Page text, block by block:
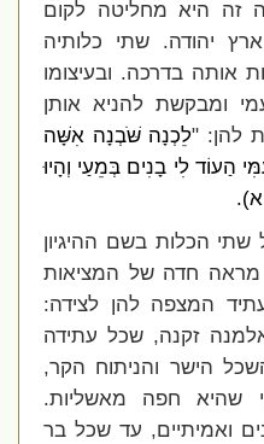
זה היא מחליטה לקום
יהודה. שתי כלותיה
אותה בדרכה. ובעיצומו
ומבקשת להניא אותן
"לֵכְנָה שֹּׁבְנָה אִשָּׁה
לִי בָנִים בְּמֵעַי וְהָיוּ
הכלות בשם ההיגיון
חדה של המציאות
המצפה להן לצידה:
זקנה, שכל עתידה
הישר והניתוח הקר,
שהיא חפה מאשליות.
ואמיתיים, עד שכל בר